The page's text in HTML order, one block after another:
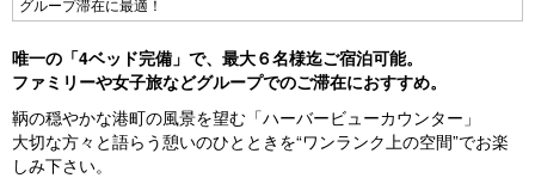
e
vi
o
u
s
グループ滞在に最適！
e
唯一の「4ベッド完備」で、最大６名様迄ご宿泊可能。
ファミリーや女子旅などグループでのご滞在におすすめ。
鞆の穏やかな港町の風景を望む「ハーバービューカウンター」
大切な方々と語らう憩いのひとときを“ワンランク上の空間”でお楽
しみ下さい。